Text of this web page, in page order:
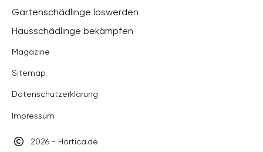
Gartenschädlinge loswerden
Hausschädlinge bekämpfen
Magazine
Sitemap
Datenschutzerklärung
Impressum
2026 - Hortica.de